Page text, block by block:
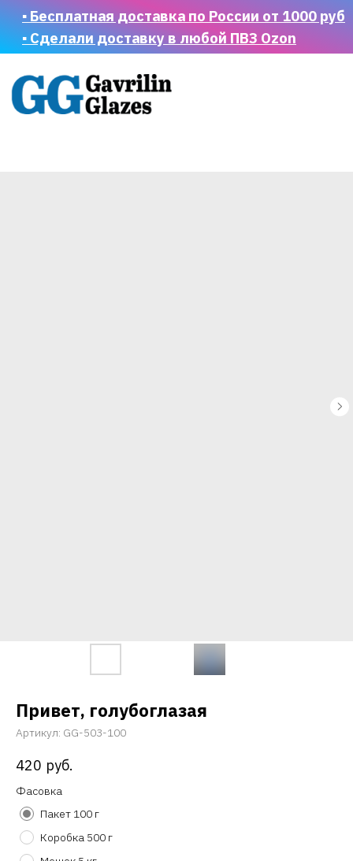
▪ Бесплатная доставка по России от 1000 руб
▪ Сделали доставку в любой ПВЗ Ozon
Привет, голубоглазая
Артикул: GG-503-100
420 руб.
Фасовка
Пакет 100 г
Коробка 500 г